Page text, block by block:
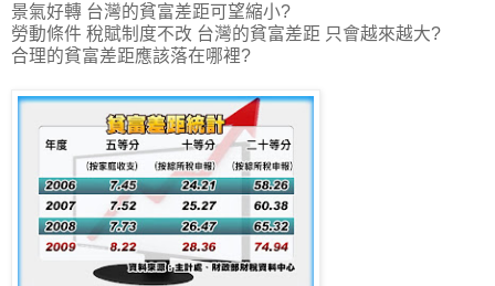
景氣好轉 台灣的貧富差距可望縮小?
勞動條件 稅賦制度不改 台灣的貧富差距 只會越來越大?
合理的貧富差距應該落在哪裡?